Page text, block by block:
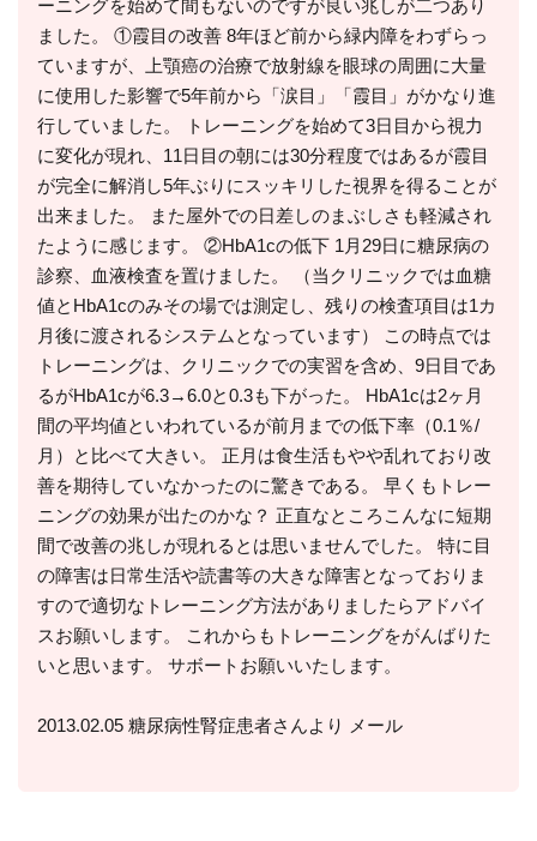
ーニングを始めて間もないのですが良い兆しが二つあり
ました。 ①霞目の改善 8年ほど前から緑内障をわずらっ
ていますが、上顎癌の治療で放射線を眼球の周囲に大量
に使用した影響で5年前から「涙目」「霞目」がかなり進
行していました。 トレーニングを始めて3日目から視力
に変化が現れ、11日目の朝には30分程度ではあるが霞目
が完全に解消し5年ぶりにスッキリした視界を得ることが
出来ました。 また屋外での日差しのまぶしさも軽減され
たように感じます。 ②HbA1cの低下 1月29日に糖尿病の
診察、血液検査を置けました。 （当クリニックでは血糖
値とHbA1cのみその場では測定し、残りの検査項目は1カ
月後に渡されるシステムとなっています） この時点では
トレーニングは、クリニックでの実習を含め、9日目であ
るがHbA1cが6.3→6.0と0.3も下がった。 HbA1cは2ヶ月
間の平均値といわれているが前月までの低下率（0.1％/
月）と比べて大きい。 正月は食生活もやや乱れており改
善を期待していなかったのに驚きである。 早くもトレー
ニングの効果が出たのかな？ 正直なところこんなに短期
間で改善の兆しが現れるとは思いませんでした。 特に目
の障害は日常生活や読書等の大きな障害となっておりま
すので適切なトレーニング方法がありましたらアドバイ
スお願いします。 これからもトレーニングをがんばりた
いと思います。 サボートお願いいたします。
2013.02.05 糖尿病性腎症患者さんより メール